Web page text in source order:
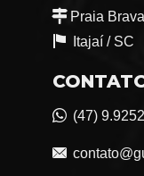
Praia
Itajaí / SC
(47)